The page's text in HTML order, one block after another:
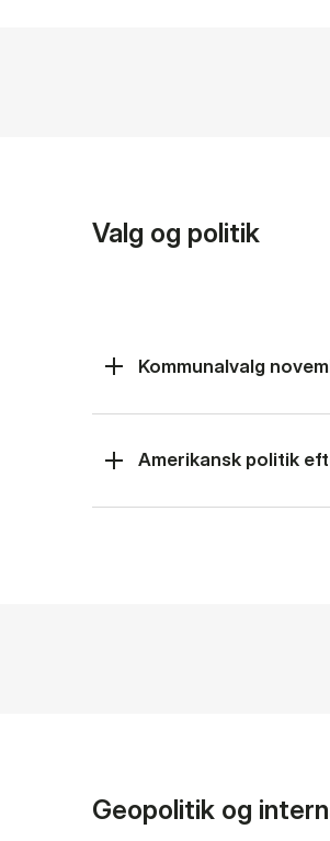
Valg og politik
Kommunalvalg
Amerikansk politik
Geopolitik og